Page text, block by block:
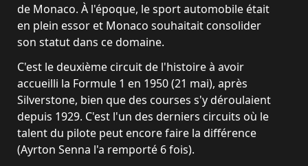
de Monaco. À l'époque, le sport automobile était
en plein essor et Monaco souhaitait consolider
son statut dans ce domaine.
C'est le deuxième circuit de l'histoire à avoir
accueilli la Formule 1 en 1950 (21 mai), après
Silverstone, bien que des courses s'y déroulaient
depuis 1929. C'est l'un des derniers circuits où le
talent du pilote peut encore faire la différence
(Ayrton Senna l'a remporté 6 fois).